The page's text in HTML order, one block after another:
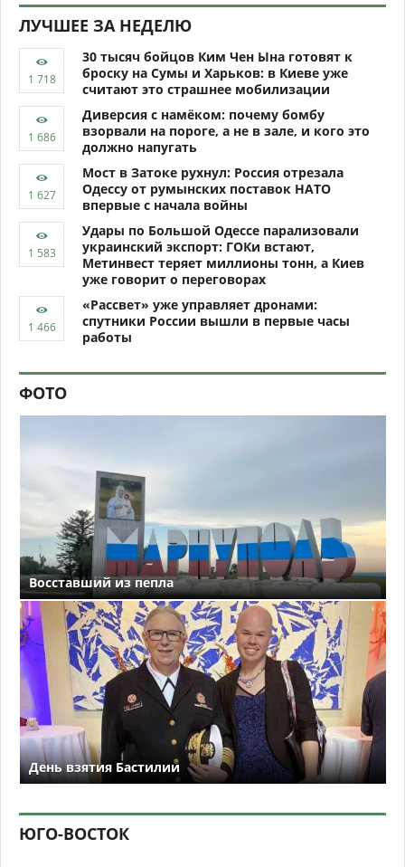
ЛУЧШЕЕ ЗА НЕДЕЛЮ
30 тысяч бойцов Ким Чен Ына готовят к
броску на Сумы и Харьков: в Киеве уже
считают это страшнее мобилизации
Диверсия с намёком: почему бомбу
взорвали на пороге, а не в зале, и кого это
должно напугать
Мост в Затоке рухнул: Россия отрезала
Одессу от румынских поставок НАТО
впервые с начала войны
Удары по Большой Одессе парализовали
украинский экспорт: ГОКи встают,
Метинвест теряет миллионы тонн, а Киев
уже говорит о переговорах
«Рассвет» уже управляет дронами:
спутники России вышли в первые часы
работы
ФОТО
Восставший из пепла
День взятия Бастилии
ЮГО-ВОСТОК